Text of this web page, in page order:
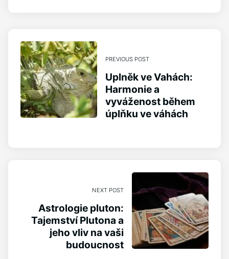
PREVIOUS POST
Uplněk ve Vahách:
Harmonie a
vyváženost během
úplňku ve váhách
NEXT POST
Astrologie pluton:
Tajemství Plutona a
jeho vliv na vaši
budoucnost